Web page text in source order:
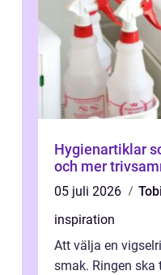
Hygienartiklar
och mer
05 juli 2026
inspiration
Att välja en
smak. Ringen ska